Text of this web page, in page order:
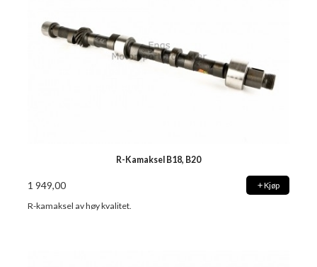
R-Kamaksel B18, B20
1 949,00 Kjøp
R-kamaksel av høy kvalitet.